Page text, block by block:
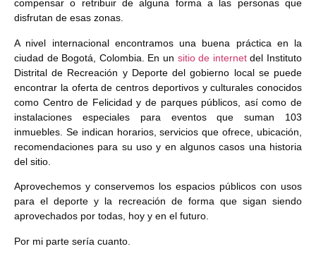
compensar o retribuir de alguna forma a las personas que
disfrutan de esas zonas.
A nivel internacional encontramos una buena práctica en la
ciudad de Bogotá, Colombia. En un sitio de internetdel Instituto
Distrital de Recreación y Deporte del gobierno local se puede
encontrar la oferta de centros deportivos y culturales conocidos
como Centro de Felicidad y de parques públicos, así como de
instalaciones especiales para eventos que suman 103
inmuebles. Se indican horarios, servicios que ofrece, ubicación,
recomendaciones para su uso y en algunos casos una historia
del sitio.
Aprovechemos y conservemos los espacios públicos con usos
para el deporte y la recreación de forma que sigan siendo
aprovechados por todas, hoy y en el futuro.
Por mi parte sería cuanto.